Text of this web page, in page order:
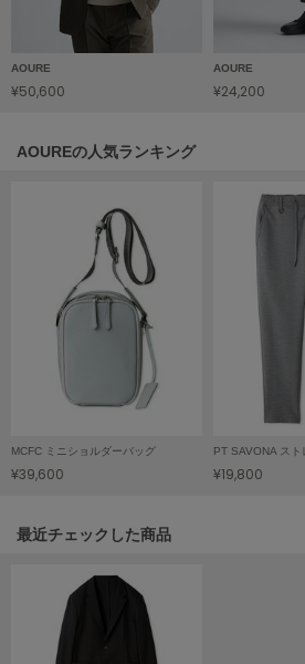
LAATO
ラート
ル
ルコックスポルティフ
レスポートサック
LILY BROWN
LILY BROWN Lingerie
リリーブラウンランジェリー
LITTLE UNION TOKYO
MICHU COQUETTE
ミチュ コケット
AOURE
¥50,600
AOURE
¥24,200
AOUREの人気ランキング
MCFC ミニショルダーバッグ
¥39,600 ¥19,800
関連記事
最近チェックした商品